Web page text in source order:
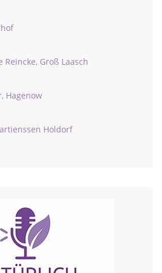
Groß Laasch
Hagenow
Holdorf